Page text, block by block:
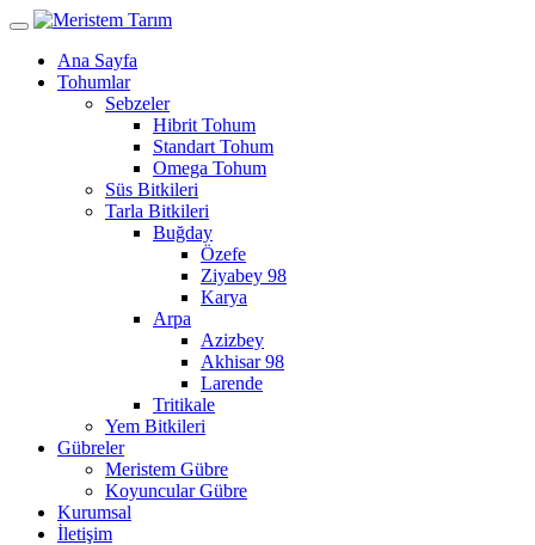
Ana Sayfa
Tohumlar
Sebzeler
Hibrit Tohum
Standart Tohum
Omega Tohum
Süs Bitkileri
Tarla Bitkileri
Buğday
Özefe
Ziyabey 98
Karya
Arpa
Azizbey
Akhisar 98
Larende
Tritikale
Yem Bitkileri
Gübreler
Meristem Gübre
Koyuncular Gübre
Kurumsal
İletişim